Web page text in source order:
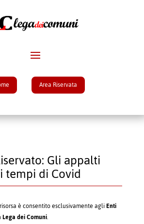
Area Riservata
Gli appalti
di Covid
è consentito esclusivamente agliEnti
dei Comuni.